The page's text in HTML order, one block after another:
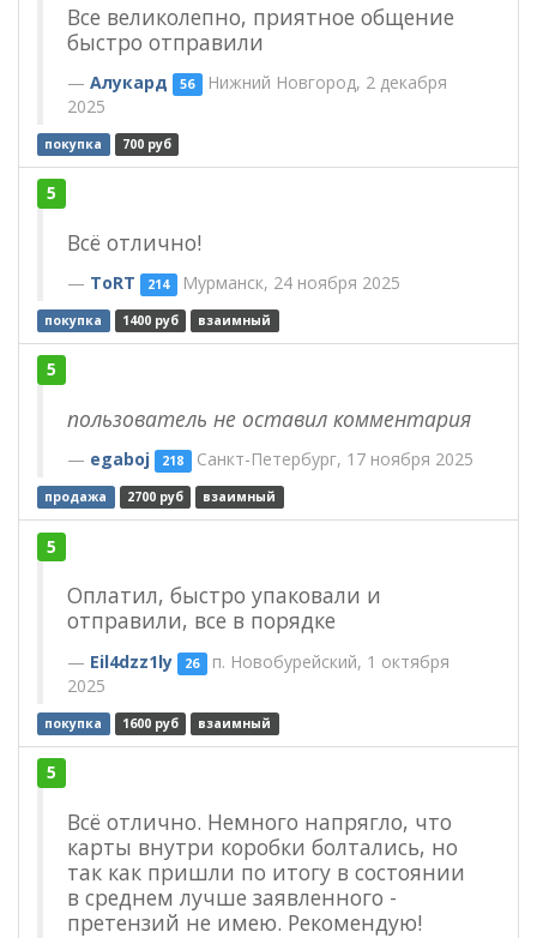
Все великолепно, приятное общение
быстро отправили
Алукард 56 Нижний Новгород, 2 декабря
2025
покупка 700 руб
5
Всё отлично!
ToRT 214 Мурманск, 24 ноября 2025
покупка 1400 руб взаимный
5
пользователь не оставил комментария
egaboj 218 Санкт-Петербург, 17 ноября 2025
продажа 2700 руб взаимный
5
Оплатил, быстро упаковали и
отправили, все в порядке
Eil4dzz1ly 26 п. Новобурейский, 1 октября
2025
покупка 1600 руб взаимный
5
Всё отлично. Немного напрягло, что
карты внутри коробки болтались, но
так как пришли по итогу в состоянии
в среднем лучше заявленного -
претензий не имею. Рекомендую!